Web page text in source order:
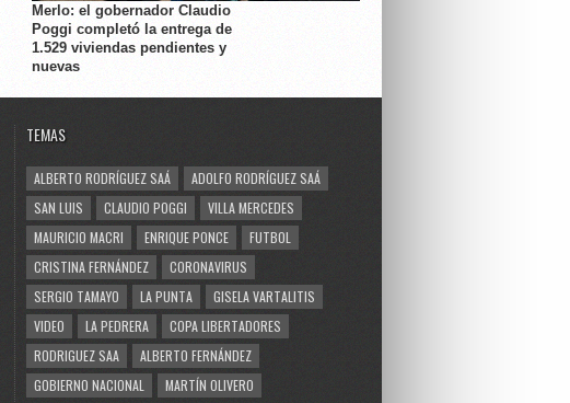
Merlo: el gobernador Claudio
Poggi completó la entrega de
1.529 viviendas pendientes y
nuevas
TEMAS
ALBERTO RODRÍGUEZ SAÁ
ADOLFO RODRÍGUEZ SAÁ
SAN LUIS
CLAUDIO POGGI
VILLA MERCEDES
MAURICIO MACRI
ENRIQUE PONCE
FUTBOL
CRISTINA FERNÁNDEZ
CORONAVIRUS
SERGIO TAMAYO
LA PUNTA
GISELA VARTALITIS
VIDEO
LA PEDRERA
COPA LIBERTADORES
RODRIGUEZ SAA
ALBERTO FERNÁNDEZ
GOBIERNO NACIONAL
MARTÍN OLIVERO